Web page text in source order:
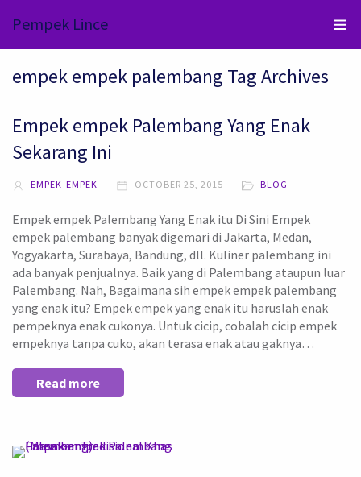
Pempek Lince
empek empek palembang Tag Archives
Empek empek Palembang Yang Enak
Sekarang Ini
EMPEK-EMPEK OCTOBER 25, 2015 BLOG
Empek empek Palembang Yang Enak itu Di Sini Empek
empek palembang banyak digemari di Jakarta, Medan,
Yogyakarta, Surabaya, Bandung, dll. Kuliner palembang ini
ada banyak penjualnya. Baik yang di Palembang ataupun luar
Palembang. Nah, Bagaimana sih empek empek palembang
yang enak itu? Empek empek yang enak itu haruslah enak
pempeknya enak cukonya. Untuk cicip, cobalah cicip empek
empeknya tanpa cuko, akan terasa enak atau gaknya…
Read more